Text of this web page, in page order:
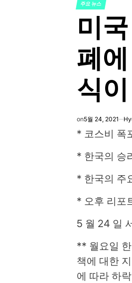
POSTED
주요 뉴스
미
폐
식
on5월 24, 2021
* 코스비 폭
* 한국의 승
* 한국의 주
* 오후 리포
5 월 24 일
** 월요일
책에 대한
에 따라 하